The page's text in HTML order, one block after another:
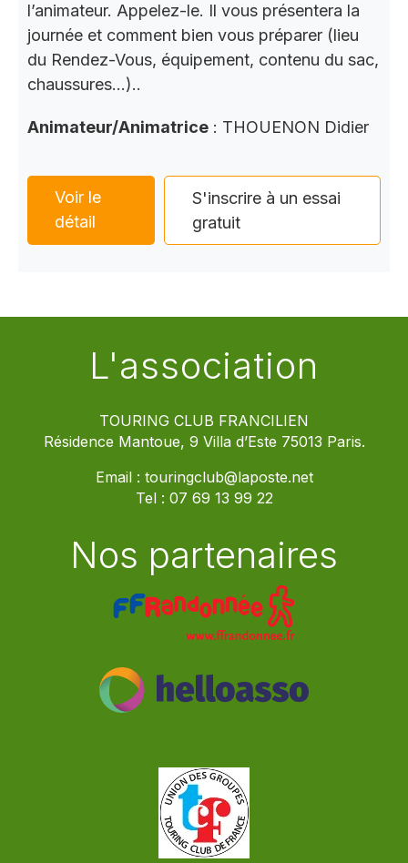
l’animateur. Appelez-le. Il vous présentera la
journée et comment bien vous préparer (lieu
du Rendez-Vous, équipement, contenu du sac,
chaussures…)..
Animateur/Animatrice : THOUENON Didier
Voir le
détail
S'inscrire à un essai
gratuit
L'association
TOURING CLUB FRANCILIEN
Résidence Mantoue, 9 Villa d’Este 75013 Paris.
Email : touringclub@laposte.net
Tel : 07 69 13 99 22
Nos partenaires